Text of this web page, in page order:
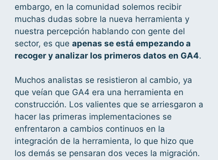
embargo, en la comunidad solemos recibir
muchas dudas sobre la nueva herramienta y
nuestra percepción hablando con gente del
sector, es que apenas se está empezando a
recoger y analizar los primeros datos en GA4.
Muchos analistas se resistieron al cambio, ya
que veían que GA4 era una herramienta en
construcción. Los valientes que se arriesgaron a
hacer las primeras implementaciones se
enfrentaron a cambios continuos en la
integración de la herramienta, lo que hizo que
los demás se pensaran dos veces la migración.